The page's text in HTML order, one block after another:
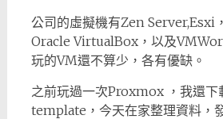
公司的虛擬機有Zen Server,Esxi
Oracle VirtualBox，以及
玩的VM還不算少，各有優缺。
之前玩過一次Proxmox ，我還下
template，今天在家整理資料，